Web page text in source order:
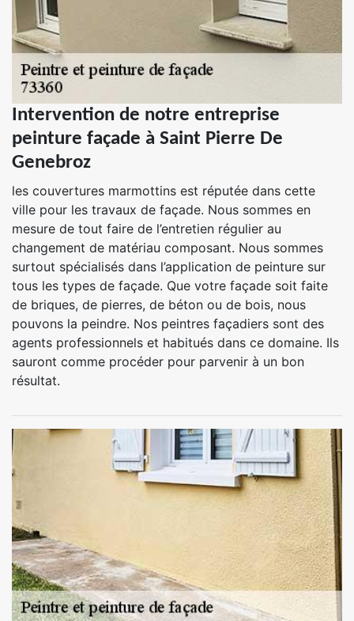
Intervention de notre entreprise
peinture façade à Saint Pierre De
Genebroz
les couvertures marmottins est réputée dans cette
ville pour les travaux de façade. Nous sommes en
mesure de tout faire de l’entretien régulier au
changement de matériau composant. Nous sommes
surtout spécialisés dans l’application de peinture sur
tous les types de façade. Que votre façade soit faite
de briques, de pierres, de béton ou de bois, nous
pouvons la peindre. Nos peintres façadiers sont des
agents professionnels et habitués dans ce domaine. Ils
sauront comme procéder pour parvenir à un bon
résultat.